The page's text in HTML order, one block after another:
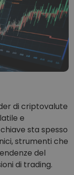
(DCA)
di criptovalute
e
sta spesso
strumenti che
del
di trading.